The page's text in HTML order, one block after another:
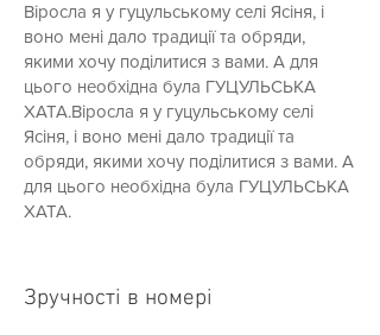
Віросла я у гуцульському селі Ясіня, і
воно мені дало традиції та обряди,
якими хочу поділитися з вами. А для
цього необхідна була ГУЦУЛЬСЬКА
ХАТА.Віросла я у гуцульському селі
Ясіня, і воно мені дало традиції та
обряди, якими хочу поділитися з вами. А
для цього необхідна була ГУЦУЛЬСЬКА
ХАТА.
Зручності в номері